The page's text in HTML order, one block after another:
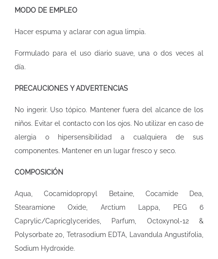
MODO DE EMPLEO
Hacer espuma y aclarar con agua limpia.
Formulado para el uso diario suave, una o dos veces al
día.
PRECAUCIONES Y ADVERTENCIAS
No ingerir. Uso tópico. Mantener fuera del alcance de los
niños. Evitar el contacto con los ojos. No utilizar en caso de
alergia o hipersensibilidad a cualquiera de sus
componentes. Mantener en un lugar fresco y seco.
COMPOSICIÓN
Aqua, Cocamidopropyl Betaine, Cocamide Dea,
Stearamione Oxide, Arctium Lappa, PEG 6
Caprylic/Capricglycerides, Parfum, Octoxynol-12 &
Polysorbate 20, Tetrasodium EDTA, Lavandula Angustifolia,
Sodium Hydroxide.